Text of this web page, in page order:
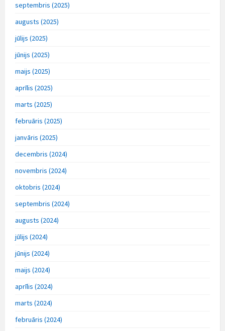
septembris (2025)
augusts (2025)
jūlijs (2025)
jūnijs (2025)
maijs (2025)
aprīlis (2025)
marts (2025)
februāris (2025)
janvāris (2025)
decembris (2024)
novembris (2024)
oktobris (2024)
septembris (2024)
augusts (2024)
jūlijs (2024)
jūnijs (2024)
maijs (2024)
aprīlis (2024)
marts (2024)
februāris (2024)